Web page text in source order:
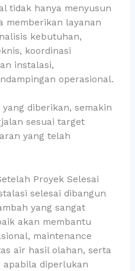
tidak hanya menyusun
memberikan layanan
kebutuhan,
koordinasi
instalasi,
operasional.
diberikan, semakin
sesuai target
yang telah
Proyek Selesai
selesai dibangun
yang sangat
akan membantu
maintenance
air hasil olahan, serta
apabila diperlukan